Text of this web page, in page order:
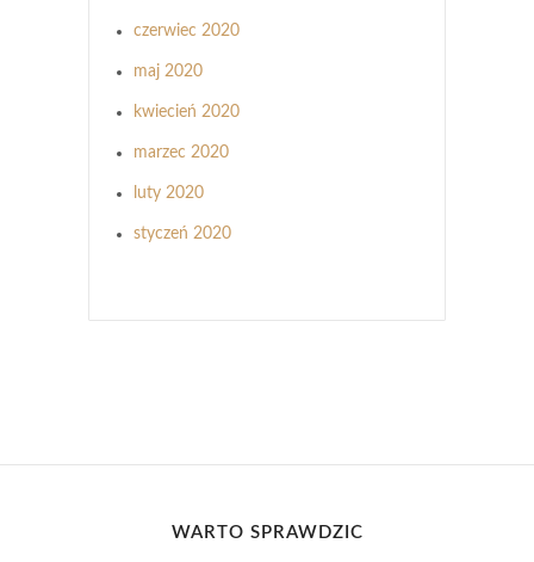
czerwiec 2020
maj 2020
kwiecień 2020
marzec 2020
luty 2020
styczeń 2020
WARTO SPRAWDZIĆ